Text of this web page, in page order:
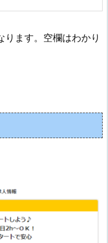
ます。空欄はわかり